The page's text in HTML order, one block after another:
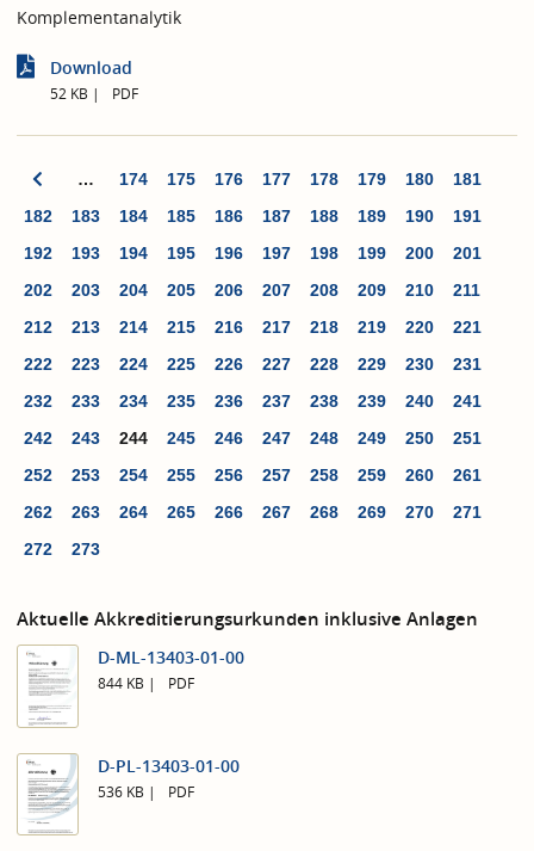
Komplementanalytik
Download
52 KB PDF
… 174 175 176 177 178 179 180
181
182
183 184 185 186 187 188 189 190
191
192
193 194 195 196 197 198 199 200
201
202
203 204 205 206 207 208 209 210
211
212
213 214 215 216 217 218 219 220
221
222
223 224 225 226 227 228 229 230
231
232
233 234 235 236 237 238 239 240
241
242
243 244 245 246 247 248 249 250
251
252
253 254 255 256 257 258 259 260
261
262
263 264 265 266 267 268 269 270
271
272
273
Aktuelle Akkreditierungsurkunden inklusive Anlagen
D-ML-13403-01-00
844 KB PDF
D-PL-13403-01-00
536 KB PDF